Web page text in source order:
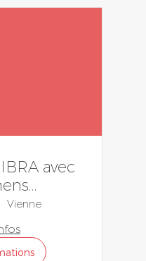
avec
chirurgie
Vienne